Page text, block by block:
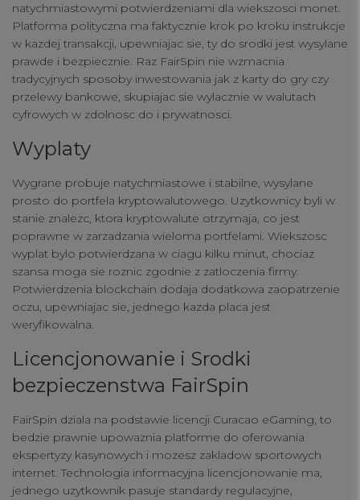
natychmiastowymi potwierdzeniami dla wiekszosci monet.
Platforma polityczna ma faktycznie krok po kroku instrukcje
w kazdej transakcji, upewniajac sie, ty do srodki jest wysylane
prawde i bezpiecznie. Raz FairSpin nie wzmacnia
tradycyjnych sposoby inwestowania jak z karty do gry czy
przelewy bankowe, skupiajac sie wylacznie w walutach
cyfrowych w zdolnosc do i prywatnosci.
Wyplaty
Wygrane probuje natychmiastowe i stabilne, wysylane
prosto do portfela kryptowalutowego. Uzytkownicy byli w
stanie znalezc, ktora kryptowalute otrzymaja, co jest
poprawne w zarzadzania wieloma portfelami. Wiekszosc
wyplat bylo potwierdzana w ciagu kilku minut, chociaz
szansa moga sie roznic zgodnie z zatloczenia firmy.
Potwierdzenia blockchain dodaja dodatkowa zaopatrzenie
oczu, upewniajac sie, jednego kazda placa jest
weryfikowalna.
Licencjonowanie i Srodki
bezpieczenstwa FairSpin
FairSpin dziala na podstawie licencji Curacao eGaming, to
bedzie prawnie upowaznia platforme do oferowania
ekspertyzy kasynowych i mozesz zakladow sportowych
internet. Technologia informacyjna licencjonowanie ma,
jednego uzytkownik pasuje standardy regulacyjne,